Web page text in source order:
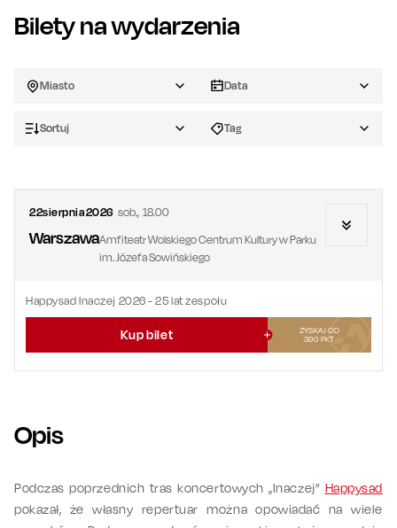
Bilety na wydarzenia
Miasto Data
Sortuj Tag
22sierpnia2026 sob., 18.00
WarszawaAmfiteatr Wolskiego Centrum Kultury w Parku
im. Józefa Sowińskiego
Happysad Inaczej 2026 - 25 lat zespołu
Kup bilet
ZYSKAJ OD
390 PKT
Opis
Podczas poprzednich tras koncertowych „Inaczej” Happysad
pokazał, że własny repertuar można opowiadać na wiele